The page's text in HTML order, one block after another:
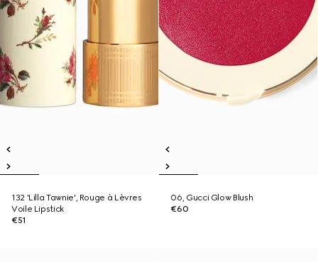
132 'Lilla Tawnie', Rouge à Lèvres
Voile Lipstick
€51
06, Gucci Glow Blush
€60